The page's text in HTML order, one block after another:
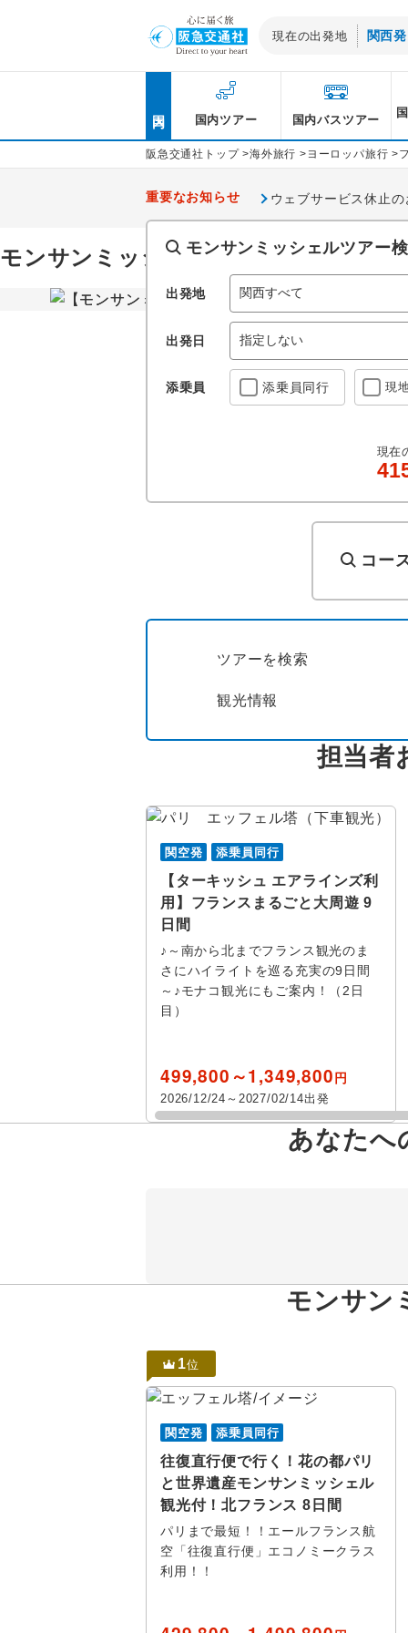
現在の出発地 関西発
東北発
関東・甲信越発
東海発
関西発
中国発
九州・沖縄発
国内ツアー 国内バスツアー
阪急交通社トップ >海外旅行 > ヨーロッパ旅行 >
重要なお知らせ ウェブサービス休止
モンサンミッシェル旅行・ツアー
モ
レ
ー
モンサンミッシェルツアー
出発地
出発日
添乗員 添乗員同行 現
現在
コー
ツアーを検索
観光情報
担当者
関空発 添乗員同行
【ターキッシュ エアラインズ利
用】フランスまるごと大周遊 9
日間
♪～南から北までフランス観光のま
さにハイライトを巡る充実の9日間
～♪モナコ観光にもご案内！（2日
目）
499,800～1,349,800円
2026/12/24～2027/02/14出発
あなたへ
モンサン
1位
関空発 添乗員同行
往復直行便で行く！花の都パリ
と世界遺産モンサンミッシェル
観光付！北フランス 8日間
パリまで最短！！エールフランス航
空「往復直行便」エコノミークラス
利用！！